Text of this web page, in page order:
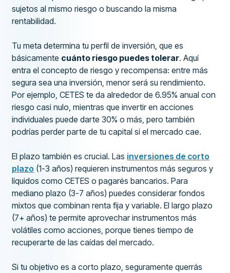
sujetos al mismo riesgo o buscando la misma
rentabilidad.
Tu meta determina tu perfil de inversión, que es
básicamente cuánto riesgo puedes tolerar. Aquí
entra el concepto de riesgo y recompensa: entre más
segura sea una inversión, menor será su rendimiento.
Por ejemplo, CETES te da alrededor de 6.95% anual con
riesgo casi nulo, mientras que invertir en acciones
individuales puede darte 30% o más, pero también
podrías perder parte de tu capital si el mercado cae.
El plazo también es crucial. Las inversiones de corto
plazo (1-3 años) requieren instrumentos más seguros y
líquidos como CETES o pagarés bancarios. Para
mediano plazo (3-7 años) puedes considerar fondos
mixtos que combinan renta fija y variable. El largo plazo
(7+ años) te permite aprovechar instrumentos más
volátiles como acciones, porque tienes tiempo de
recuperarte de las caídas del mercado.
Si tu objetivo es a corto plazo, seguramente querrás